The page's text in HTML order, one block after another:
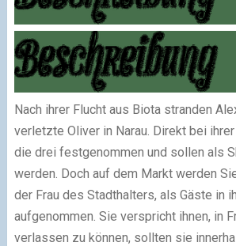
Nach ihrer Flucht aus Biota stranden
verletzte Oliver in Narau. Direkt bei
die drei festgenommen und sollen als
werden. Doch auf dem Markt werden
der Frau des Stadthalters, als Gäste in
aufgenommen. Sie verspricht ihnen, in
verlassen zu können, sollten sie